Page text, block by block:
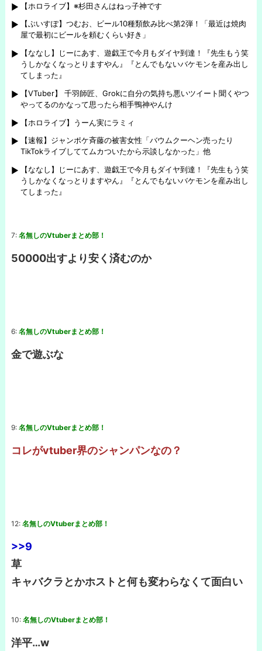
【ホロライブ】※杉田さんはねっ子神です
【ぶいすぽ】つむお、ビール10種類飲み比べ第2弾！「最近は焼肉
屋で最初にビールを頼むくらい好き」
【ななし】じーにあす、遊戯王で今月もダイヤ到達！『先生もう笑
うしかなくなっとりますやん』『とんでもないバケモンを産み出し
てしまった』
【VTuber】 千羽師匠、Grokに自分の気持ち悪いツイート聞くやつ
やってるのかなって思ったら相手鴨神やんけ
【ホロライブ】うーん実にラミィ
【速報】ジャンポケ斉藤の被害女性「バウムクーヘン売ったり
TikTokライブしててムカついたから示談しなかった」他
【ななし】じーにあす、遊戯王で今月もダイヤ到達！『先生もう笑
うしかなくなっとりますやん』『とんでもないバケモンを産み出し
てしまった』
7: 名無しのVtuberまとめ部！
50000出すより安く済むのか
6: 名無しのVtuberまとめ部！
金で遊ぶな
9: 名無しのVtuberまとめ部！
コレがvtuber界のシャンパンなの？
12: 名無しのVtuberまとめ部！
>>9
草
キャバクラとかホストと何も変わらなくて面白い
10: 名無しのVtuberまとめ部！
洋平…w